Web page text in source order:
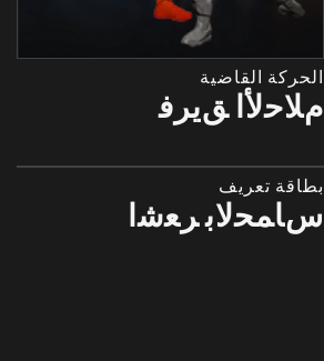
الحركة القاضية
ﻡﻼﺣﻷﺍ ﻖﻳﺮﻓ
بطاقة تعريف
ﺱﺎﻤﺤﻟﺎﺑ ﺮﻌﺷﺍ